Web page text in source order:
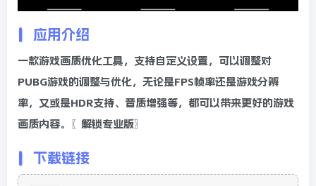
应用介绍
一款游戏画质优化工具，支持自定义设置，可以调整对
PUBG游戏的调整与优化，无论是FPS帧率还是游戏分辨
率，又或是HDR支持、音质增强等，都可以带来更好的游戏
画质内容。〖解锁专业版〗
下载链接